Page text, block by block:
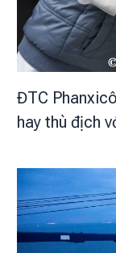
ĐTC
hay thù địch